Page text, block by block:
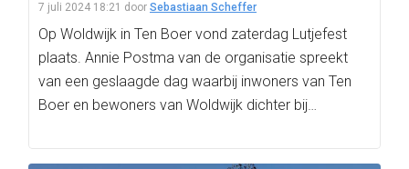
7 juli 2024 18:21 door Sebastiaan Scheffer
Op Woldwijk in Ten Boer vond zaterdag Lutjefest
plaats. Annie Postma van de organisatie spreekt
van een geslaagde dag waarbij inwoners van Ten
Boer en bewoners van Woldwijk dichter bij…